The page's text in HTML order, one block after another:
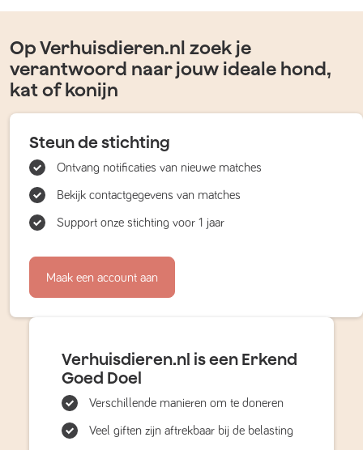
Op Verhuisdieren.nl zoek je
verantwoord naar jouw ideale hond,
kat of konijn
Steun de stichting
Ontvang notificaties van nieuwe matches
Bekijk contactgegevens van matches
Support onze stichting voor 1 jaar
Maak een account aan
Verhuisdieren.nl is een Erkend
Goed Doel
Verschillende manieren om te doneren
Veel giften zijn aftrekbaar bij de belasting